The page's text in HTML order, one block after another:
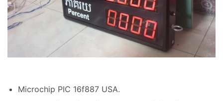
Microchip PIC 16f887 USA.